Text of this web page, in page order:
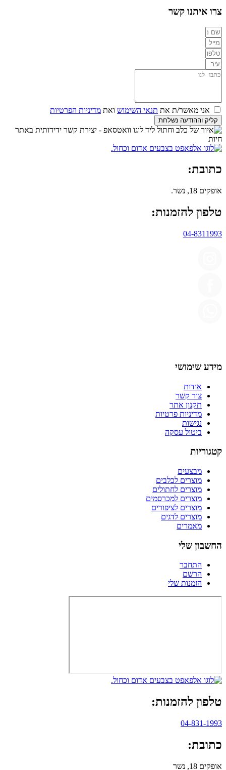
צרו איתנו קשר
אני מאשר/ת את תנאי השימוש ואת מדיניות הפרטיות
קליק וההודעה נשלחת
כתובת:
אופקים 18, נשר.
טלפון להזמנות:
04-8311993
מידע שימושי
אודות
צור קשר
תקנון אתר
מדיניות פרטיות
נגישות
ביטול עסקה
קטגוריות
מבצעים
מוצרים לכלבים
מוצרים לחתולים
מוצרים למכרסמים
מוצרים לציפורים
מוצרים לדגים
מאמרים
החשבון שלי
התחבר
הרשם
הזמנות שלי
טלפון להזמנות:
04-831-1993
כתובת:
אופקים 18, נשר